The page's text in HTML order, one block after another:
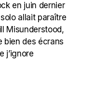
en juin dernier
allait paraître
Misunderstood,
bien des écrans
j’ignore